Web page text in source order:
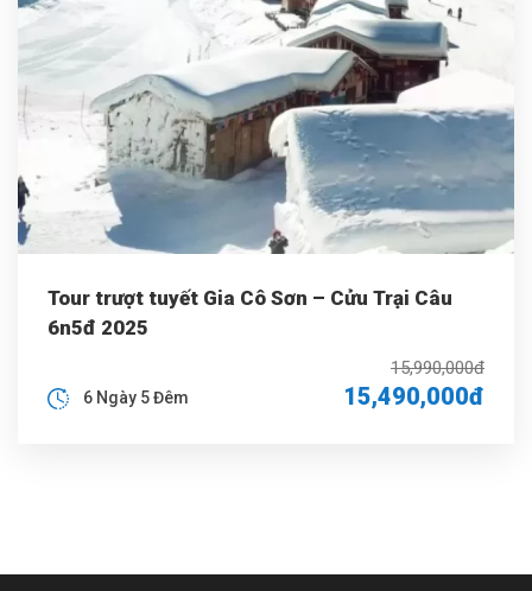
Tour trượt tuyết Gia Cô Sơn – Cửu Trại Câu
6n5đ 2025
15,990,000đ
15,490,000đ
6 Ngày 5 Đêm